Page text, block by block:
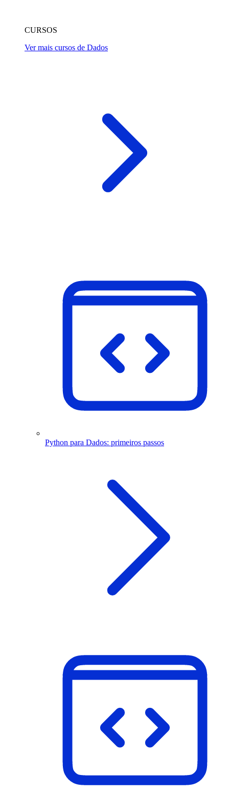
CURSOS
Ver mais cursos de Dados
Python para Dados: primeiros passos